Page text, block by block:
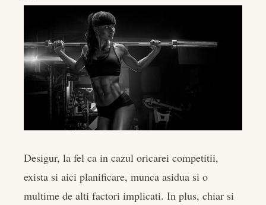
Desigur, la fel ca in cazul oricarei competitii,
exista si aici planificare, munca asidua si o
multime de alti factori implicati. In plus, chiar si